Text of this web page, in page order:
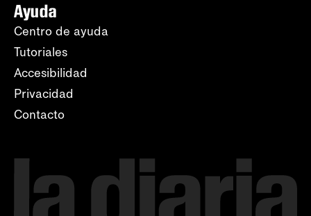
Ayuda
Centro de ayuda
Tutoriales
Accesibilidad
Privacidad
Contacto